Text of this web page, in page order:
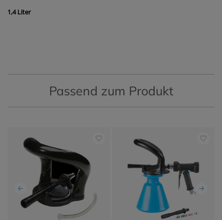
1,4 Liter
Passend zum Produkt